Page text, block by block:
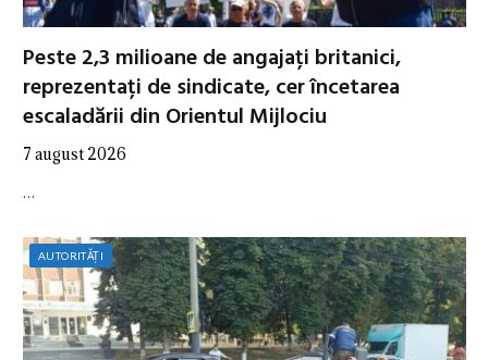
Peste 2,3 milioane de angajați britanici,
reprezentați de sindicate, cer încetarea
escaladării din Orientul Mijlociu
7 august 2026
…
AUTORITĂȚI